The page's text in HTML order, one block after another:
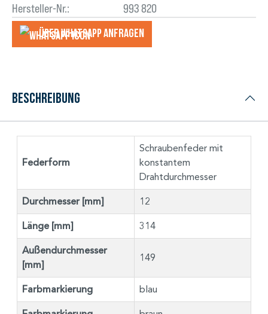
Hersteller-Nr.:
993 820
Über WhatsApp anfragеn
Beschreibung
Federform
Schraubenfeder mit
konstantem
Drahtdurchmesser
Durchmesser [mm] 12
Länge [mm] 314
Außendurchmesser
[mm]
149
Farbmarkierung blau